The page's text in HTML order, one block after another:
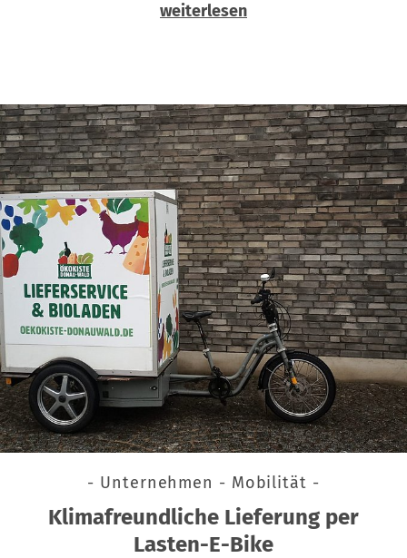
weiterlesen
- Unternehmen - Mobilität -
Klimafreundliche Lieferung per
Lasten-E-Bike